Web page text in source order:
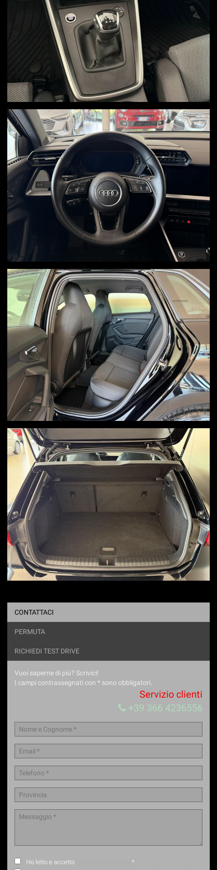
CONTATTACI
PERMUTA
RICHIEDI TEST DRIVE
Vuoi saperne di più? Scrivici!
I campi contrassegnati con * sono obbligatori.
Servizio clienti
+39 366 4236556
Ho letto e accetto
*